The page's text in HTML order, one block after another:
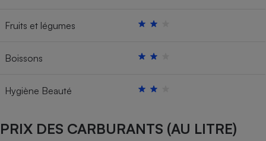
Fruits et légumes
Boissons
Hygiène Beauté
PRIX DES CARBURANTS (AU LITRE)